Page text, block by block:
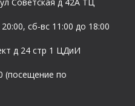
сб-вс 11:00 до 18:00
д 24 стр 1 ЦДиИ
(посещение по